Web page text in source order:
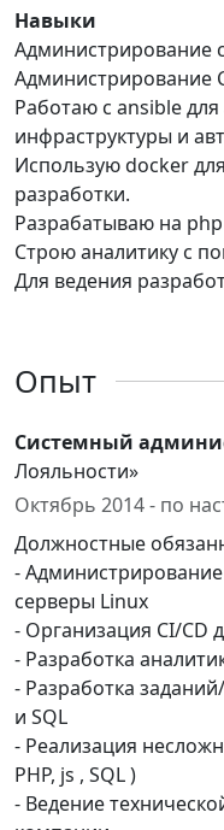
Навыки
Администрирование
Администрирование
Работаю с ansible
инфраструктуры и
Использую docker
разработки.
Разрабатываю на
Строю аналитику с
Для ведения
Опыт
Системный
Лояльности»
Октябрь 2014 - по
Должностные
-
серверы Linux
- Организация CI/CD
- Разработка
- Разработка
и SQL
- Реализация
PHP, js , SQL )
- Ведение